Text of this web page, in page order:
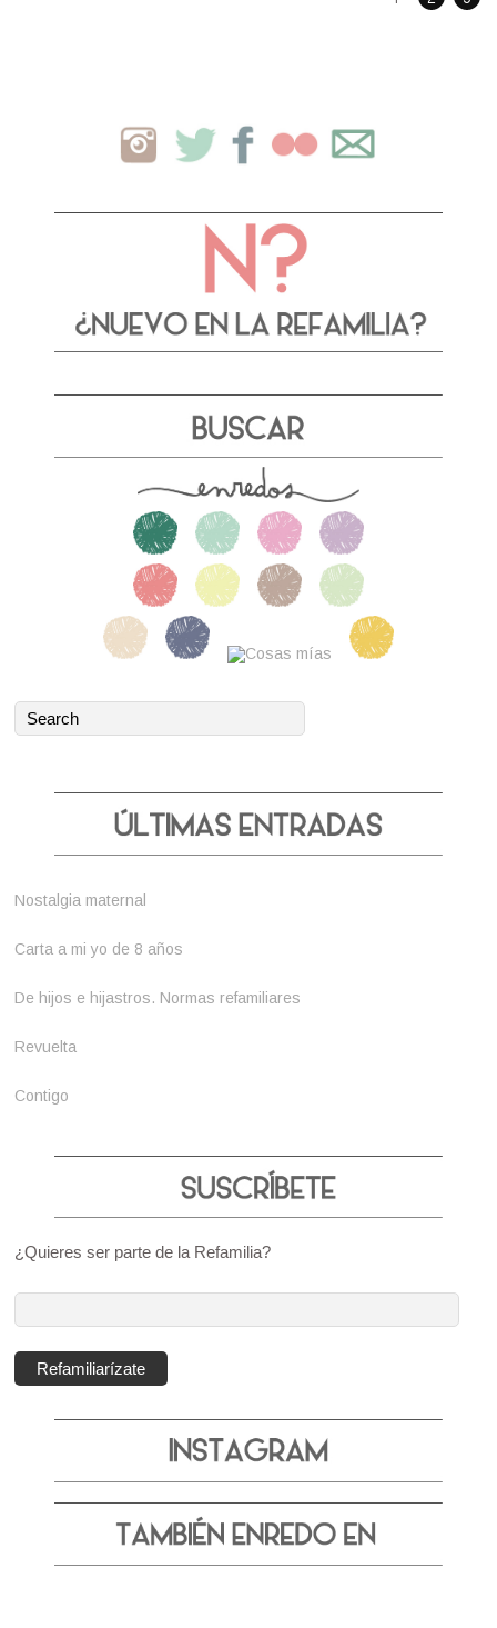
Nostalgia maternal
Carta a mi yo de 8 años
De hijos e hijastros. Normas refamiliares
Revuelta
Contigo
¿Quieres ser parte de la Refamilia?
correo
electrónico:
Refamiliarízate